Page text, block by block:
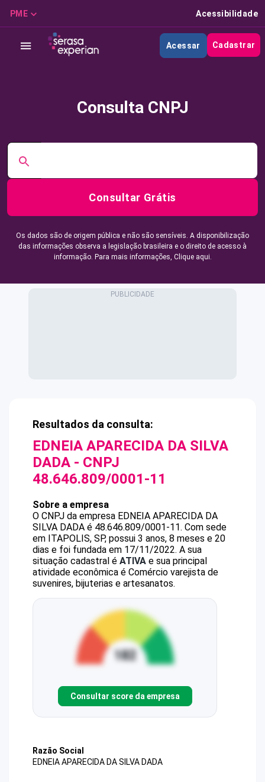
PME Acessibilidade
Acessar Cadastrar
Consulta CNPJ
Consultar Grátis
Os dados são de origem pública e não são sensíveis. A disponibilização
das informações observa a legislação brasileira e o direito de acesso à
informação. Para mais informações, Clique aqui.
Resultados da consulta:
EDNEIA APARECIDA DA SILVA
DADA - CNPJ
48.646.809/0001-11
Sobre a empresa
O CNPJ da empresa EDNEIA APARECIDA DA
SILVA DADA é 48.646.809/0001-11. Com sede
em ITAPOLIS, SP, possui 3 anos, 8 meses e 20
dias e foi fundada em 17/11/2022. A sua
situação cadastral é ATIVA e sua principal
atividade econômica é Comércio varejista de
suvenires, bijuterias e artesanatos.
Consultar score da empresa
Razão Social
EDNEIA APARECIDA DA SILVA DADA